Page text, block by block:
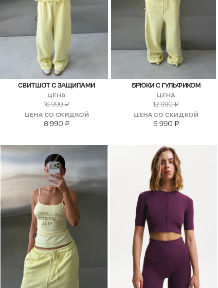
СВИТШОТ С ЗАЩИПАМИ
ЦЕНА
16 990₽
ЦЕНА СО СКИДКОЙ
8 990 ₽
БРЮКИ С ГУЛЬФИКОМ
ЦЕНА
12 990₽
ЦЕНА СО СКИДКОЙ
6 990 ₽